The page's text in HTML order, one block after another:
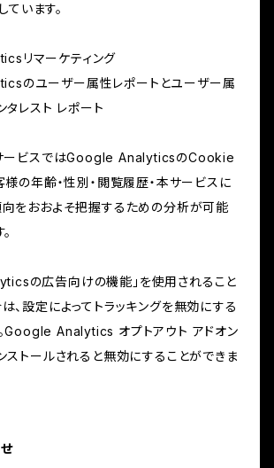
います。
リマーケティング
のユーザー属性レポートとユーザー属
タレスト レポート
サービスではGoogle AnalyticsのCookie
様の年齢・性別・閲覧履歴・本サービスに
をおおよそ把握するための分析が可能
の広告向けの機能」を使用されること
、設定によってトラッキングを無効にする
Google Analytics オプトアウト アドオン
ストールされると無効にすることができま